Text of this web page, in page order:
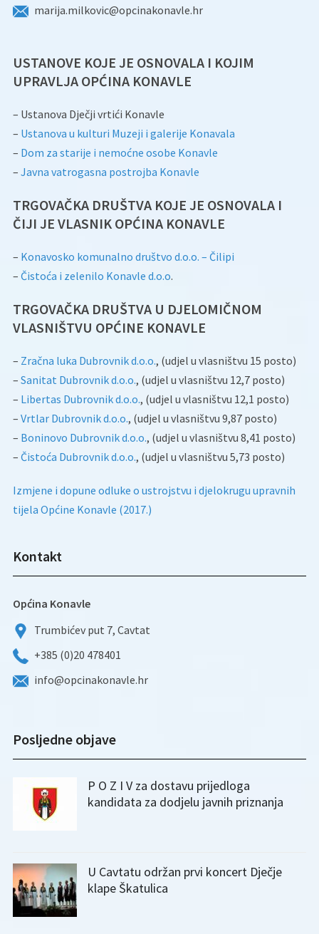
marija.milkovic@opcinakonavle.hr
USTANOVE KOJE JE OSNOVALA I KOJIM
UPRAVLJA OPĆINA KONAVLE
– Ustanova Dječji vrtići Konavle
– Ustanova u kulturi Muzeji i galerije Konavala
– Dom za starije i nemoćne osobe Konavle
– Javna vatrogasna postrojba Konavle
TRGOVAČKA DRUŠTVA KOJE JE OSNOVALA I
ČIJI JE VLASNIK OPĆINA KONAVLE
– Konavosko komunalno društvo d.o.o. – Čilipi
– Čistoća i zelenilo Konavle d.o.o.
TRGOVAČKA DRUŠTVA U DJELOMIČNOM
VLASNIŠTVU OPĆINE KONAVLE
– Zračna luka Dubrovnik d.o.o., (udjel u vlasništvu 15 posto)
– Sanitat Dubrovnik d.o.o., (udjel u vlasništvu 12,7 posto)
– Libertas Dubrovnik d.o.o., (udjel u vlasništvu 12,1 posto)
– Vrtlar Dubrovnik d.o.o., (udjel u vlasništvu 9,87 posto)
– Boninovo Dubrovnik d.o.o., (udjel u vlasništvu 8,41 posto)
– Čistoća Dubrovnik d.o.o., (udjel u vlasništvu 5,73 posto)
Izmjene i dopune odluke o ustrojstvu i djelokrugu upravnih
tijela Općine Konavle (2017.)
Kontakt
Općina Konavle
Trumbićev put 7, Cavtat
+385 (0)20 478401
info@opcinakonavle.hr
Posljedne objave
P O Z I V za dostavu prijedloga
kandidata za dodjelu javnih priznanja
U Cavtatu održan prvi koncert Dječje
klape Škatulica